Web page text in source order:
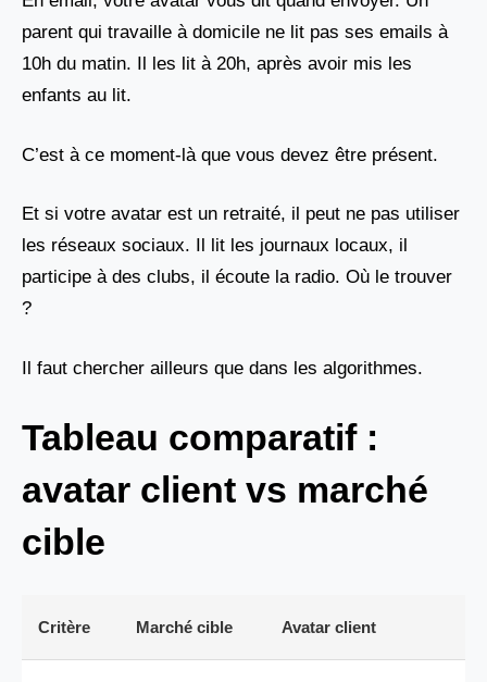
parent qui travaille à domicile ne lit pas ses emails à
10h du matin. Il les lit à 20h, après avoir mis les
enfants au lit.
C’est à ce moment-là que vous devez être présent.
Et si votre avatar est un retraité, il peut ne pas utiliser
les réseaux sociaux. Il lit les journaux locaux, il
participe à des clubs, il écoute la radio. Où le trouver
?
Il faut chercher ailleurs que dans les algorithmes.
Tableau comparatif :
avatar client vs marché
cible
Critère Marché cible Avatar client